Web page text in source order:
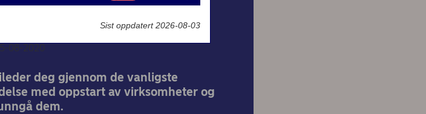
08-2020
deg gjennom de vanligste
med oppstart av virksomheter og
dem.
Markedsføring
Sist oppdatert 2026-08-03